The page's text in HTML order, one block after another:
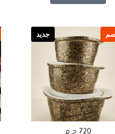
جديد